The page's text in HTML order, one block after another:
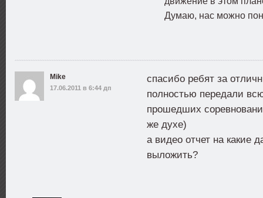
Думаю, нас можно
Mike
17.06.2011 в 6:44 дп
спасибо ребят за
полностью передали
прошедших
же духе)
а видео отчет на какие
выложить?